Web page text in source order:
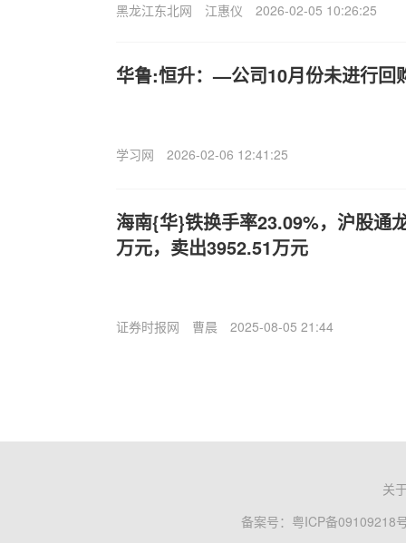
黑龙江东北网 江惠仪 2026-02-05 10:26:25
华鲁:恒升：—公司10月份未进行回
学习网 2026-02-06 12:41:25
海南{华}铁换手率23.09%，沪股通
万元，卖出3952.51万元
证券时报网 曹晨 2025-08-05 21:44
关
备案号： 粤ICP备09109218